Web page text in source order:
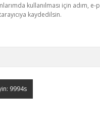
kullanılması için adım,
kaydedilsin.